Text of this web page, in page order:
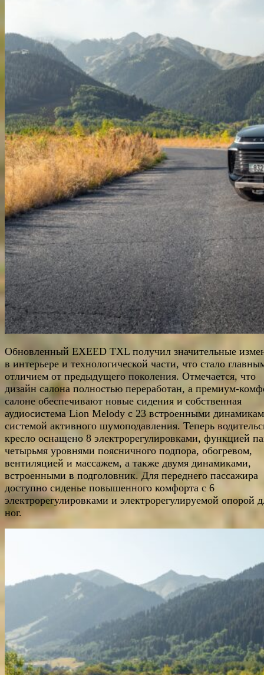
Обновленный EXEED TXL получил значительные
в интерьере и технологической части, что стало
отличием от предыдущего поколения. Отмечается, что
дизайн салона полностью переработан, а премиум-
салоне обеспечивают новые сидения и собственная
аудиосистема Lion Melody c 23 встроенными
системой активного шумоподавления. Теперь
кресло оснащено 8 электрорегулировками, функцией
четырьмя уровнями поясничного подпора, обогревом,
вентиляцией и массажем, а также двумя динамиками,
встроенными в подголовник. Для переднего пассажира
доступно сиденье повышенного комфорта с 6
электрорегулировками и электрорегулируемой опорой
ног.